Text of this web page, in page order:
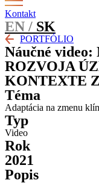
Kontakt
EN / SK
PORTFÓLIO
Náučné
ROZVOJA
KONTEXTE
Téma
Adaptácia na zmenu
Typ
Video
Rok
2021
Popis